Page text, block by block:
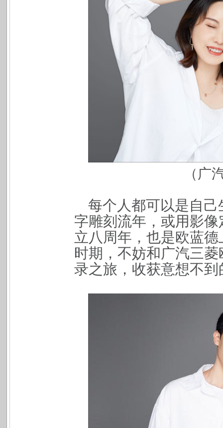
（广
每个人都可以是自
字雕刻流年，或用影
立八周年，也是欧蓝
时期，不妨和广汽三
录之旅，收获意想不